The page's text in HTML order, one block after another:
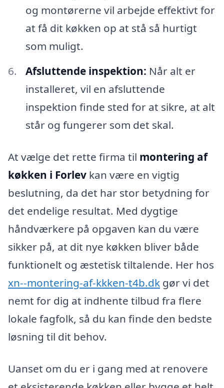
og montørerne vil arbejde effektivt for
at få dit køkken op at stå så hurtigt
som muligt.
Afsluttende inspektion: Når alt er
installeret, vil en afsluttende
inspektion finde sted for at sikre, at alt
står og fungerer som det skal.
At vælge det rette firma til montering af
køkken i Forlev kan være en vigtig
beslutning, da det har stor betydning for
det endelige resultat. Med dygtige
håndværkere på opgaven kan du være
sikker på, at dit nye køkken bliver både
funktionelt og æstetisk tiltalende. Her hos
xn--montering-af-kkken-t4b.dk gør vi det
nemt for dig at indhente tilbud fra flere
lokale fagfolk, så du kan finde den bedste
løsning til dit behov.
Uanset om du er i gang med at renovere